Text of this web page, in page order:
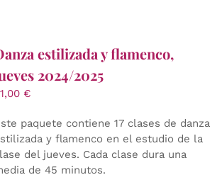
estilizada y flamenco,
2024/2025
€
paquete contiene 17 clases de danza
y flamenco en el estudio de la
del jueves. Cada clase dura una
de 45 minutos.